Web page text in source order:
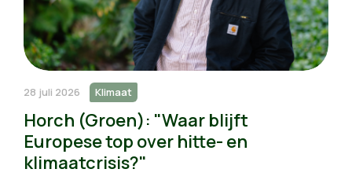
28 juli 2026 Klimaat
Horch (Groen): "Waar blijft
Europese top over hitte- en
klimaatcrisis?"